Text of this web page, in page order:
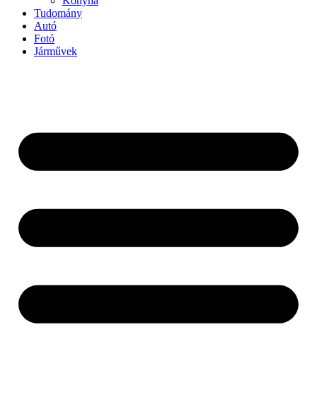
Tudomány
Autó
Fotó
Járművek